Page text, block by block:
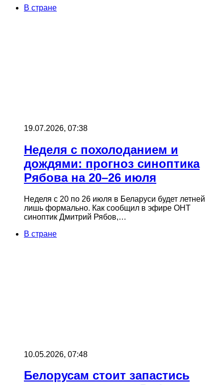
В стране
19.07.2026, 07:38
Неделя с похолоданием и
дождями: прогноз синоптика
Рябова на 20–26 июля
Неделя с 20 по 26 июля в Беларуси будет летней
лишь формально. Как сообщил в эфире ОНТ
синоптик Дмитрий Рябов,…
В стране
10.05.2026, 07:48
Белорусам стоит запастись